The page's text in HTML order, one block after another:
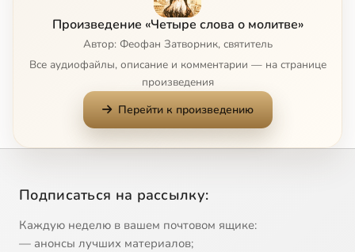
Произведение «Четыре слова о молитве»
Автор: Феофан Затворник, святитель
Все аудиофайлы, описание и комментарии — на странице
произведения
Перейти к произведению
Подписаться на рассылку:
Каждую неделю в вашем почтовом ящике:
— анонсы лучших материалов;